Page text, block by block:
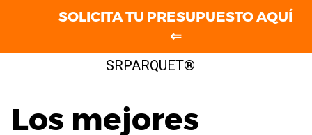
SRPARQUET®
Los mejores
SOLICITA TU PRESUPUESTO AQUÍ
⇐